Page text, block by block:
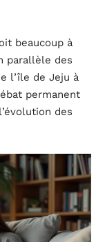
beaucoup à
parallèle des
l’île de Jeju à
permanent
des